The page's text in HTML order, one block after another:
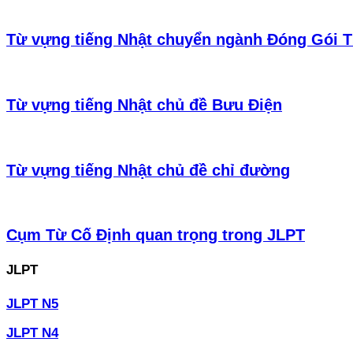
Từ vựng tiếng Nhật chuyển ngành Đóng Gói
Từ vựng tiếng Nhật chủ đề Bưu Điện
Từ vựng tiếng Nhật chủ đề chỉ đường
Cụm Từ Cố Định quan trọng trong JLPT
JLPT
JLPT N5
JLPT N4